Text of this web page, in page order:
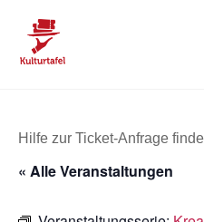
content
Hilfe zur Ticket-Anfrage
« Alle Veranstaltungen